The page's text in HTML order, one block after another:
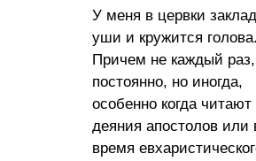
У меня в цервки
уши и кружится голова.
Причем не каждый
постоянно, но иногда,
особенно когда читают
деяния апостолов или
время